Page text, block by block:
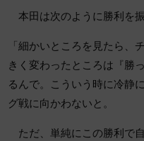
本田は次のように勝利を振
「細かいところを見たら、
きく変わったところは『勝
るんで。こういう時に冷静
グ戦に向かわないと。
ただ、単純にこの勝利で